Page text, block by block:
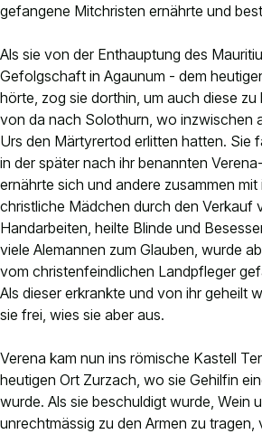
gefangene Mitchristen ernährte und
Als sie von der Enthauptung des
Gefolgschaft in Agaunum - dem
hörte, zog sie dorthin, um auch diese zu
von da nach Solothurn, wo inzwischen
Urs den Märtyrertod erlitten hatten. Sie
in der später nach ihr benannten
ernährte sich und andere zusammen mit
christliche Mädchen durch den Verkauf
Handarbeiten, heilte Blinde und
viele Alemannen zum Glauben, wurde
vom christenfeindlichen Landpfleger
Als dieser erkrankte und von ihr geheilt
sie frei, wies sie aber aus.
Verena kam nun ins römische Kastell
heutigen Ort Zurzach, wo sie Gehilfin
wurde. Als sie beschuldigt wurde, Wein
unrechtmässig zu den Armen zu tragen,